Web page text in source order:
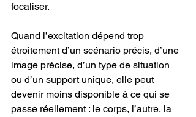
focaliser.
Quand l’excitation dépend trop
étroitement d’un scénario précis, d’une
image précise, d’un type de situation
ou d’un support unique, elle peut
devenir moins disponible à ce qui se
passe réellement : le corps, l’autre, la